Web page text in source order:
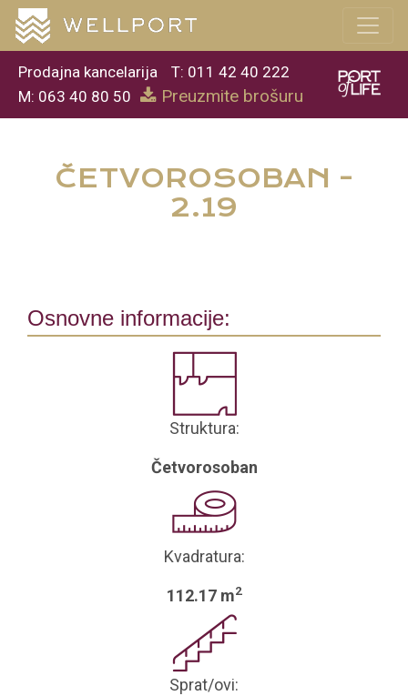
Prodajna kancelarija
T: 011 42 40 222
M: 063 40 80 50
Preuzmite brošuru
ČETVOROSOBAN -
2.19
Osnovne informacije:
Struktura:
Četvorosoban
Kvadratura:
112.17 m2
Sprat/ovi: